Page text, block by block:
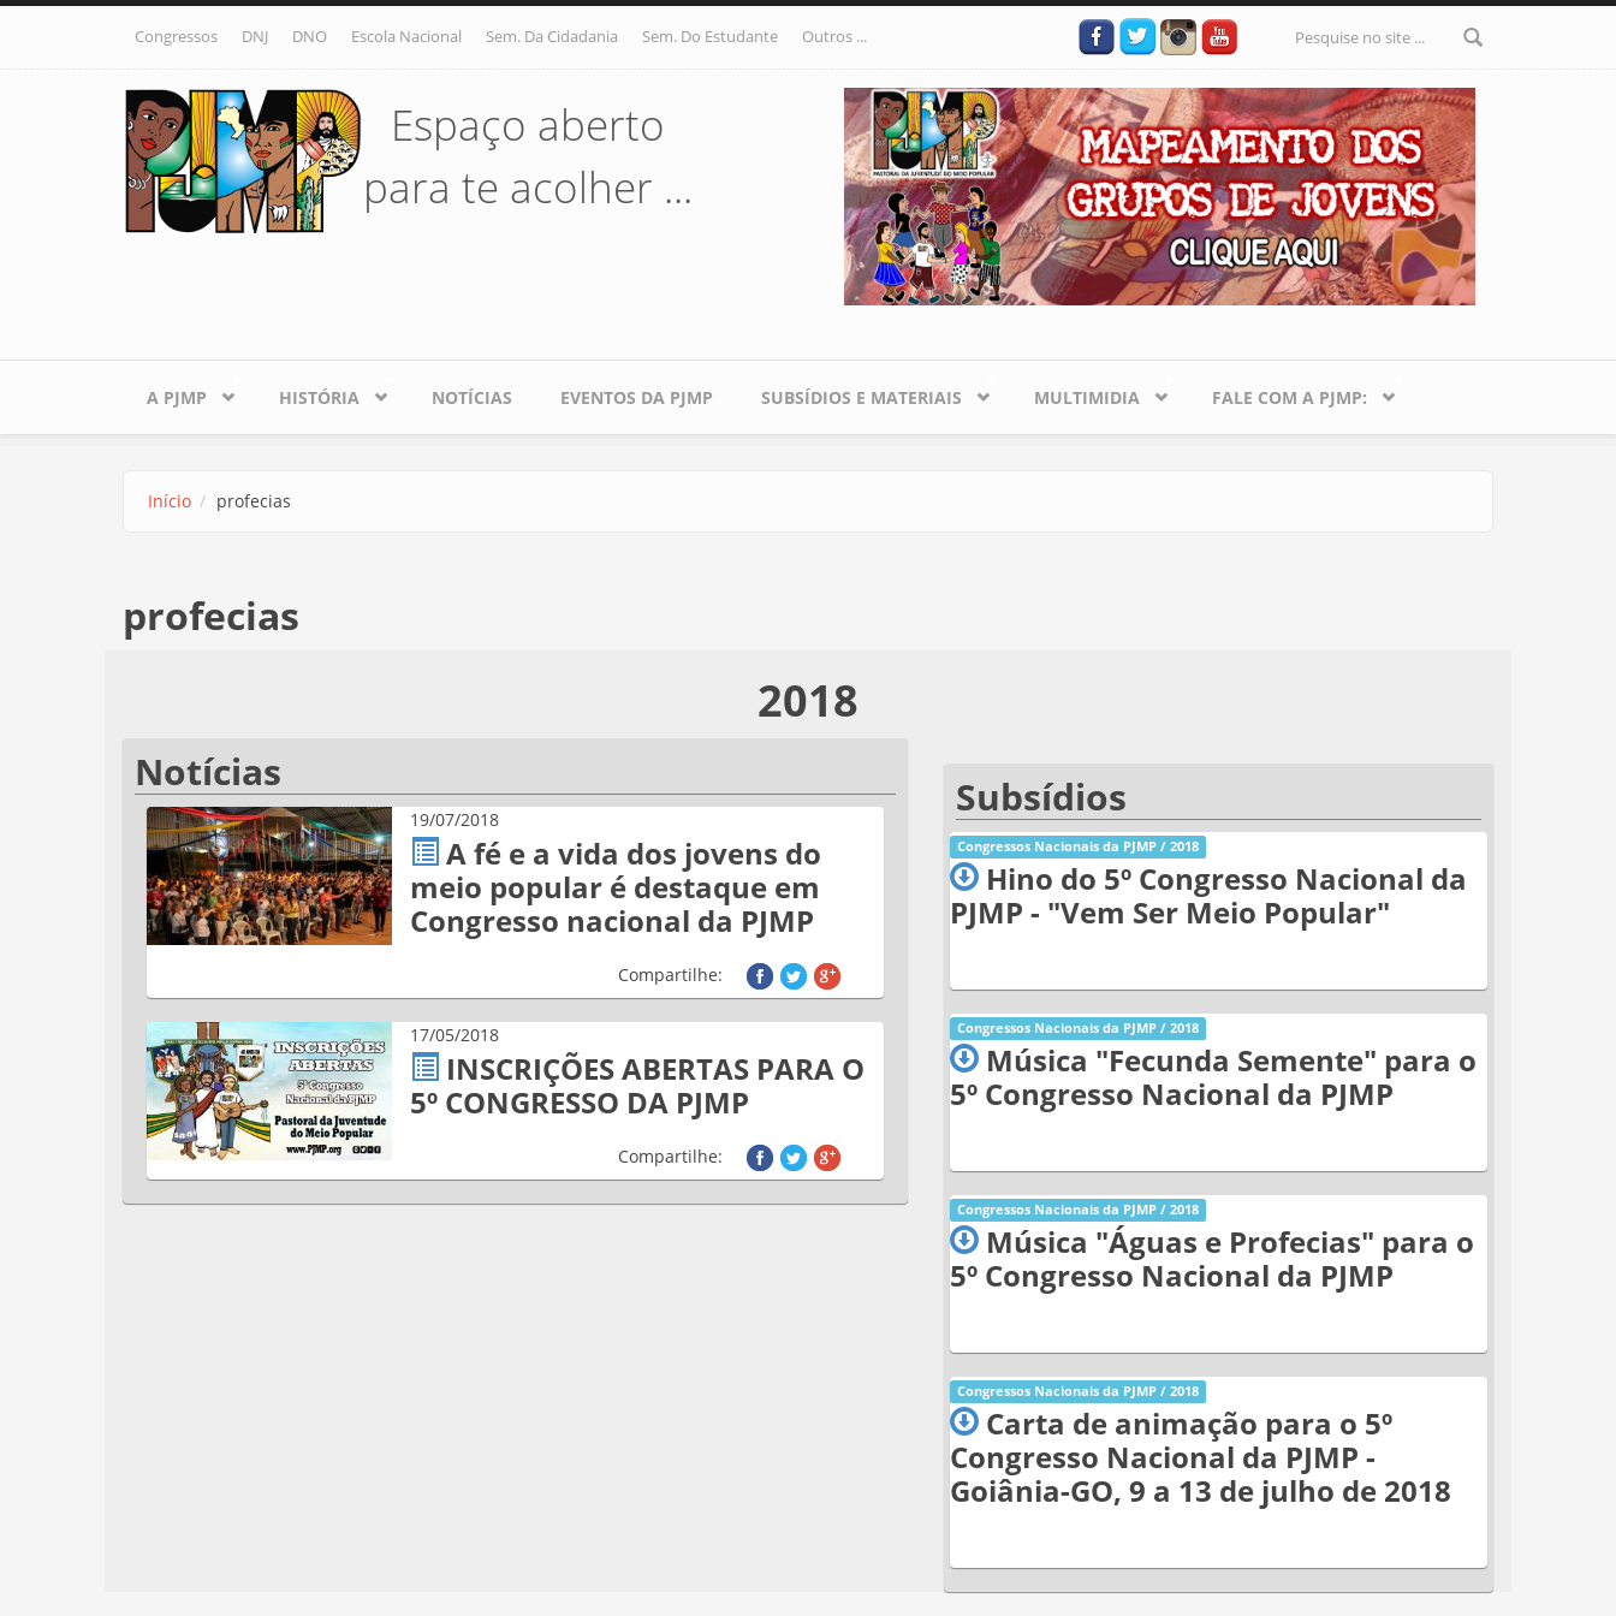
Pular para o conteúdo principal
Congressos DNJ DNO Escola Nacional Sem. Da Cidadania Sem. Do Estudante Outros ...
Formulário
de busca
Espaço aberto
para te acolher ...
A PJMP HISTÓRIA NOTÍCIAS EVENTOS DA PJMP SUBSÍDIOS E MATERIAIS MULTIMIDIA FALE COM A PJMP:
Início profecias
profecias
2018
Notícias
19/07/2018
A fé e a vida dos jovens do
meio popular é destaque em
Congresso nacional da PJMP
Compartilhe:
17/05/2018
INSCRIÇÕES ABERTAS PARA O
5º CONGRESSO DA PJMP
Compartilhe:
Subsídios
Congressos Nacionais da PJMP / 2018
Hino do 5º Congresso Nacional da
PJMP - "Vem Ser Meio Popular"
Congressos Nacionais da PJMP / 2018
Música "Fecunda Semente" para o
5º Congresso Nacional da PJMP
Congressos Nacionais da PJMP / 2018
Música "Águas e Profecias" para o
5º Congresso Nacional da PJMP
Congressos Nacionais da PJMP / 2018
Carta de animação para o 5º
Congresso Nacional da PJMP -
Goiânia-GO, 9 a 13 de julho de 2018